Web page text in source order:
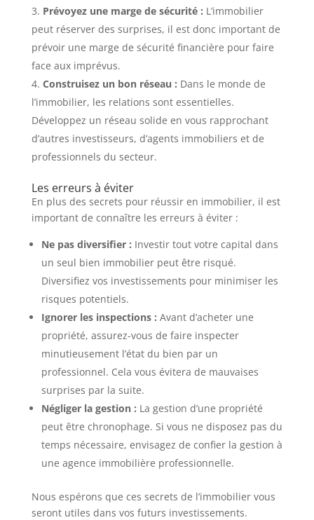
Prévoyez une marge de sécurité : L’immobilier
peut réserver des surprises, il est donc important de
prévoir une marge de sécurité financière pour faire
face aux imprévus.
Construisez un bon réseau : Dans le monde de
l’immobilier, les relations sont essentielles.
Développez un réseau solide en vous rapprochant
d’autres investisseurs, d’agents immobiliers et de
professionnels du secteur.
Les erreurs à éviter
En plus des secrets pour réussir en immobilier, il est
important de connaître les erreurs à éviter :
Ne pas diversifier : Investir tout votre capital dans
un seul bien immobilier peut être risqué.
Diversifiez vos investissements pour minimiser les
risques potentiels.
Ignorer les inspections : Avant d’acheter une
propriété, assurez-vous de faire inspecter
minutieusement l’état du bien par un
professionnel. Cela vous évitera de mauvaises
surprises par la suite.
Négliger la gestion : La gestion d’une propriété
peut être chronophage. Si vous ne disposez pas du
temps nécessaire, envisagez de confier la gestion à
une agence immobilière professionnelle.
Nous espérons que ces secrets de l’immobilier vous
seront utiles dans vos futurs investissements.